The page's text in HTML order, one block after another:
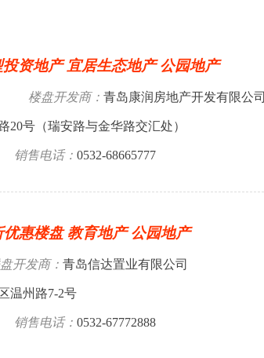
资地产 宜居生态地产 公园地产
楼 楼盘开发商： 青岛康润房地产开发有限公司
20号（瑞安路与金华路交汇处）
销售电话： 0532-68665777
优惠楼盘 教育地产 公园地产
开发商： 青岛信达置业有限公司
温州路7-2号
销售电话： 0532-67772888